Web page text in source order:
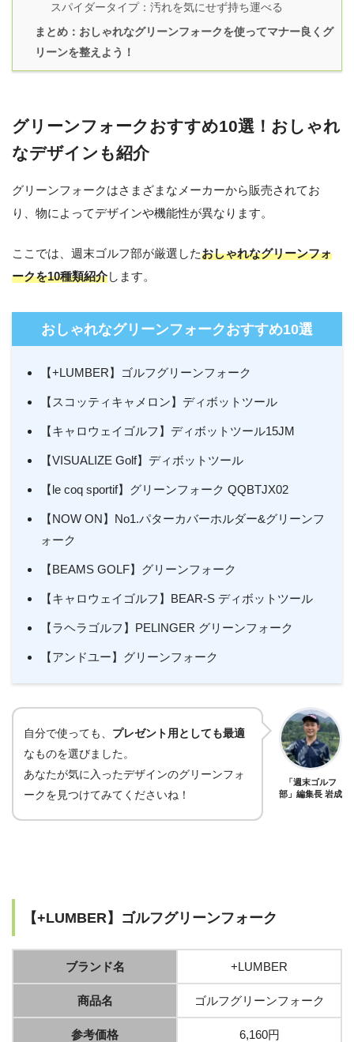
スパイダータイプ：汚れを気にせず持ち運べる
まとめ：おしゃれなグリーンフォークを使ってマナー良くグ
リーンを整えよう！
グリーンフォークおすすめ10選！おしゃれ
なデザインも紹介
グリーンフォークはさまざまなメーカーから販売されてお
り、物によってデザインや機能性が異なります。
ここでは、週末ゴルフ部が厳選したおしゃれなグリーンフォ
ークを10種類紹介します。
おしゃれなグリーンフォークおすすめ10選
【+LUMBER】ゴルフグリーンフォーク
【スコッティキャメロン】ディボットツール
【キャロウェイゴルフ】ディボットツール15JM
【VISUALIZE Golf】ディボットツール
【le coq sportif】グリーンフォーク QQBTJX02
【NOW ON】No1.パターカバーホルダー&グリーンフ
ォーク
【BEAMS GOLF】グリーンフォーク
【キャロウェイゴルフ】BEAR-S ディボットツール
【ラヘラゴルフ】PELINGER グリーンフォーク
【アンドユー】グリーンフォーク
自分で使っても、 プレゼント用としても最適
なものを選びました。
あなたが気に入ったデザインのグリーンフォ
ークを見つけてみてくださいね！
「週末ゴルフ
部」編集長 岩成
【+LUMBER】ゴルフグリーンフォーク
ブランド名 +LUMBER
商品名 ゴルフグリーンフォーク
参考価格 6,160円